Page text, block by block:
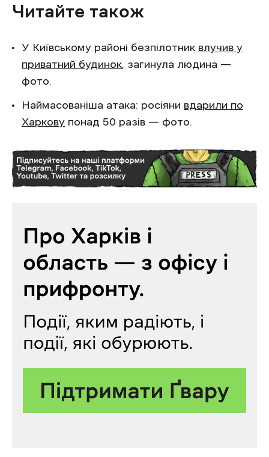
Читайте також
У Київському районі безпілотник влучив у
приватний будинок, загинула людина —
фото.
Наймасованіша атака: росіяни вдарили по
Харкову понад 50 разів — фото.